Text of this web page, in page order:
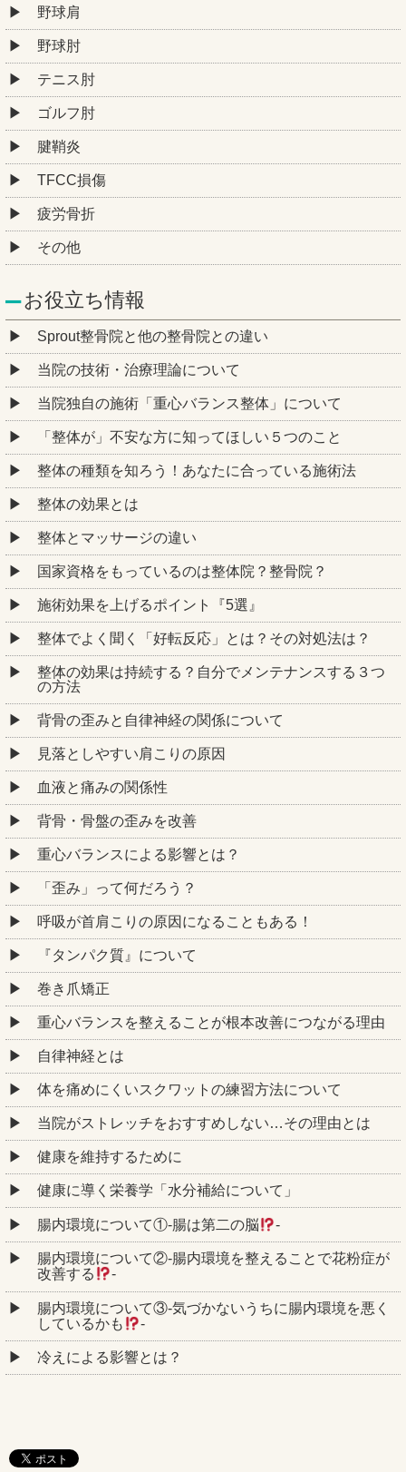
野球肩
野球肘
テニス肘
ゴルフ肘
腱鞘炎
TFCC損傷
疲労骨折
その他
お役立ち情報
Sprout整骨院と他の整骨院との違い
当院の技術・治療理論について
当院独自の施術「重心バランス整体」について
「整体が」不安な方に知ってほしい５つのこと
整体の種類を知ろう！あなたに合っている施術法
整体の効果とは
整体とマッサージの違い
国家資格をもっているのは整体院？整骨院？
施術効果を上げるポイント『5選』
整体でよく聞く「好転反応」とは？その対処法は？
整体の効果は持続する？自分でメンテナンスする３つ
の方法
背骨の歪みと自律神経の関係について
見落としやすい肩こりの原因
血液と痛みの関係性
背骨・骨盤の歪みを改善
重心バランスによる影響とは？
「歪み」って何だろう？
呼吸が首肩こりの原因になることもある！
『タンパク質』について
巻き爪矯正
重心バランスを整えることが根本改善につながる理由
自律神経とは
体を痛めにくいスクワットの練習方法について
当院がストレッチをおすすめしない…その理由とは
健康を維持するために
健康に導く栄養学「水分補給について」
腸内環境について①‐腸は第二の脳 ‐
腸内環境について②‐腸内環境を整えることで花粉症が
改善する
‐
腸内環境について③‐気づかないうちに腸内環境を悪く
しているかも
‐
冷えによる影響とは？